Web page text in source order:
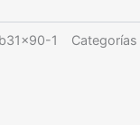
1 Categorías